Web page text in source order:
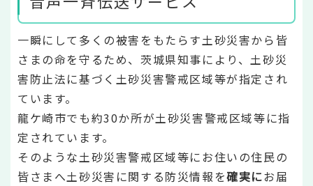
一瞬にして多くの被害をもたらす土砂災害から皆
さまの命を守るため、茨城県知事により、土砂災
害防止法に基づく土砂災害警戒区域等が指定され
ています。
龍ケ崎市でも約30か所が土砂災害警戒区域等に指
定されています。
そのような土砂災害警戒区域等にお住いの住民の
皆さまへ土砂災害に関する防災情報を確実にお届